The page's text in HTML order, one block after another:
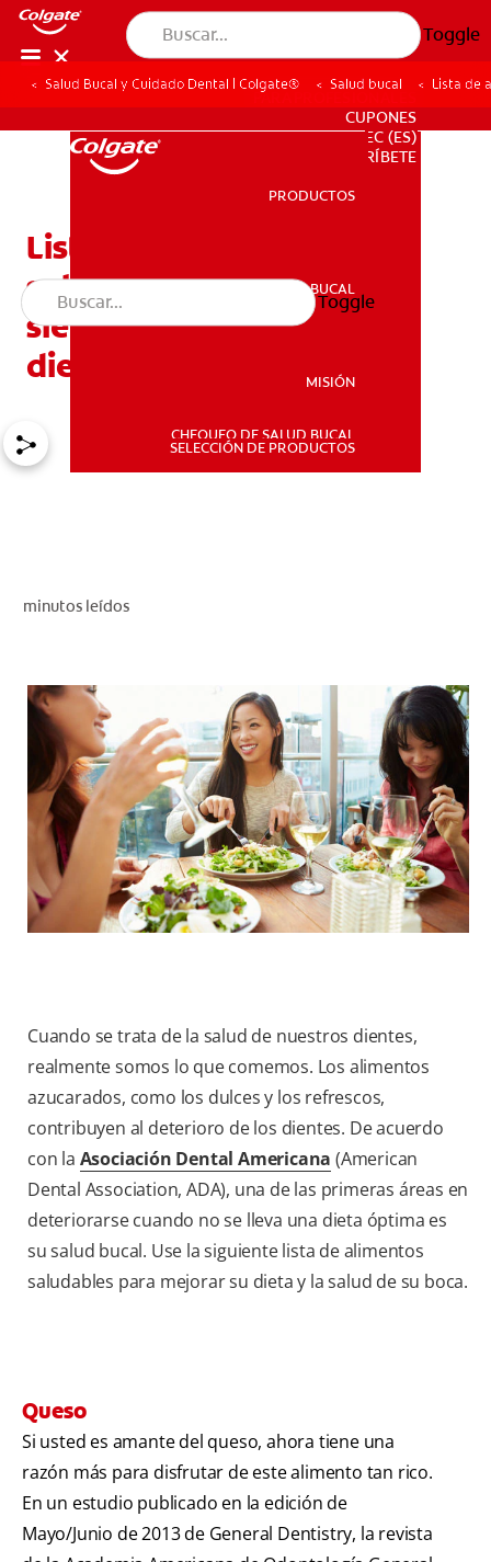
Toggle
SALUD BUCAL
CUPONES
EC (ES)
SUSCRÍBETE
PARA PROFESIONALES
CUPONES
EC (ES)
SUSCRÍBETE
PRODUCTOS
SALUD BUCAL
MISIÓN
CHEQUEO DE SALUD BUCAL
SELECCIÓN DE PRODUCTOS
Toggle
Salud Bucal y Cuidado Dental | Colgate® Salud bucal Lista de
Lista de alimentos
saludables: Los mejores
siete alimentos para sus
dientes
minutos leídos
Cuando se trata de la salud de nuestros dientes,
realmente somos lo que comemos. Los alimentos
azucarados, como los dulces y los refrescos,
contribuyen al deterioro de los dientes. De acuerdo
con la Asociación Dental Americana (American
Dental Association, ADA), una de las primeras áreas en
deteriorarse cuando no se lleva una dieta óptima es
su salud bucal. Use la siguiente lista de alimentos
saludables para mejorar su dieta y la salud de su boca.
Queso
Si usted es amante del queso, ahora tiene una
razón más para disfrutar de este alimento tan rico.
En un estudio publicado en la edición de
Mayo/Junio de 2013 de General Dentistry, la revista